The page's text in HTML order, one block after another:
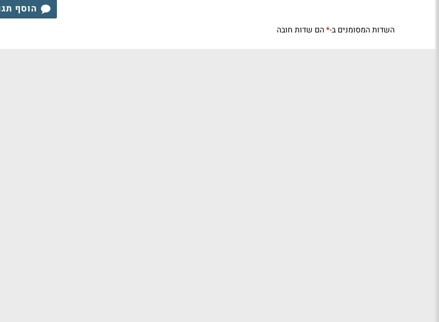
הוסף
השדות המסומנים ב-*הם שדות חובה